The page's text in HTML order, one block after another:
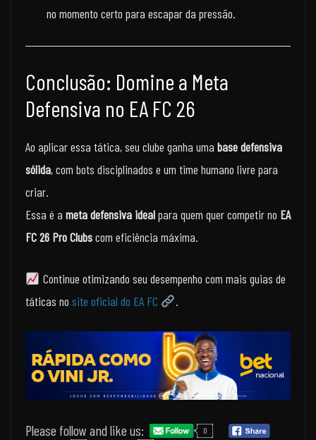
no momento certo para escapar da pressão.
Conclusão: Domine a Meta
Defensiva no EA FC 26
Ao aplicar essa tática, seu clube ganha uma base defensiva
sólida, com bots disciplinados e um time humano livre para
criar.
Essa é a meta defensiva idealpara quem quer competir no EA
FC 26 Pro Clubscom eficiência máxima.
Continue otimizando seu desempenho com mais guias de
táticas no site oficial do EA FC .
Please follow and like us:
0